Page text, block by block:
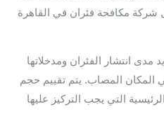
مكافحة فئران في القاهرة
مدى انتشار الفئران ومدخلاتها
المكان المصاب. يتم تقييم حجم
التي يجب التركيز عليها